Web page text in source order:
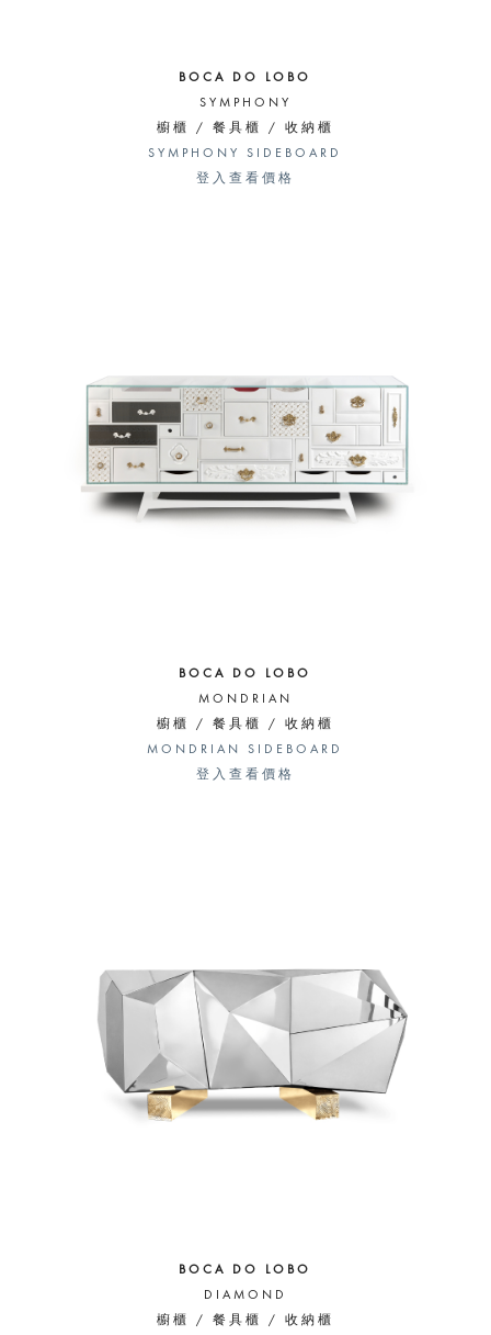
BOCA DO LOBO
SYMPHONY
櫥櫃 / 餐具櫃 / 收納櫃
SYMPHONY SIDEBOARD
登入查看價格
BOCA DO LOBO
MONDRIAN
櫥櫃 / 餐具櫃 / 收納櫃
MONDRIAN SIDEBOARD
登入查看價格
BOCA DO LOBO
DIAMOND
櫥櫃 / 餐具櫃 / 收納櫃